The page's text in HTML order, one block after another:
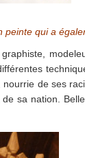
peinte qui a
nourrie de ses
sa nation.